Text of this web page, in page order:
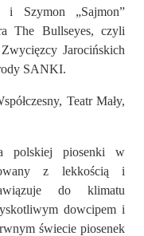
i Szymon „Sajmon”
The Bullseyes, czyli
Jarocińskich
SANKI.
Teatr Mały,
polskiej piosenki w
z lekkością i
do klimatu
dowcipem i
świecie piosenek